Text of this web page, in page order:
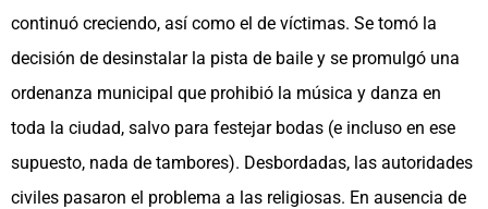
continuó creciendo, así como el de víctimas. Se tomó la
decisión de desinstalar la pista de baile y se promulgó una
ordenanza municipal que prohibió la música y danza en
toda la ciudad, salvo para festejar bodas (e incluso en ese
supuesto, nada de tambores). Desbordadas, las autoridades
civiles pasaron el problema a las religiosas. En ausencia de